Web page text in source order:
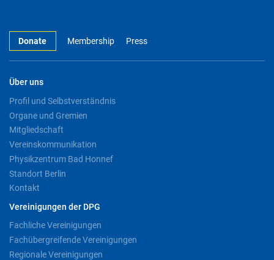
Donate Membership Press
Über uns
Profil und Selbstverständnis
Organe und Gremien
Mitgliedschaft
Vereinskommunikation
Physikzentrum Bad Honnef
Standort Berlin
Kontakt
Vereinigungen der DPG
Fachliche Vereinigungen
Fachübergreifende Vereinigungen
Regionale Vereinigungen